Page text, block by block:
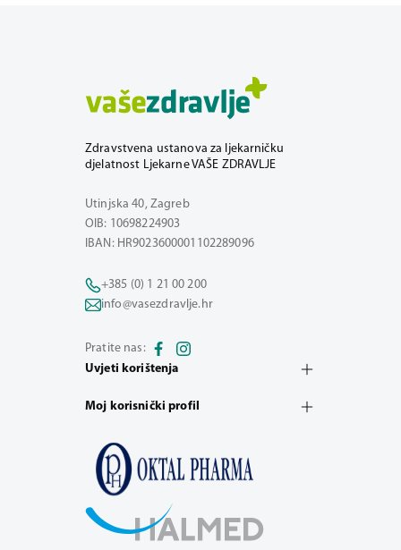
Zdravstvena ustanova za ljekarničku
djelatnost Ljekarne VAŠE ZDRAVLJE
Utinjska 40, Zagreb
OIB: 10698224903
IBAN: HR9023600001102289096
+385 (0) 1 21 00 200
info@vasezdravlje.hr
Pratite nas:
Uvjeti korištenja
Moj korisnički profil